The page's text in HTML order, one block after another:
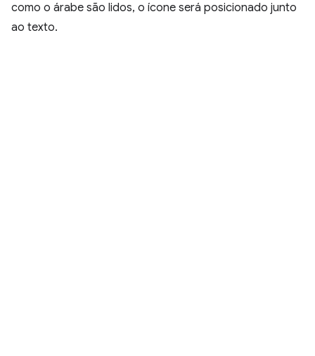
como o árabe são lidos, o ícone será posicionado junto
ao texto.